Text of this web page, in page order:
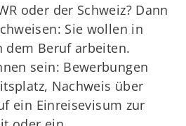
oder der Schweiz? Dann
Sie wollen in
dem Beruf arbeiten.
sein: Bewerbungen
Nachweis über
ein Einreisevisum zur